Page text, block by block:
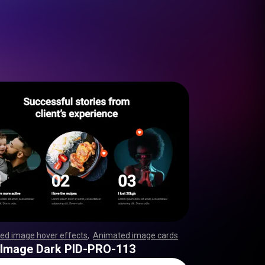
image hover effects ,Animated image cards
,,,,,,,,,,,,,,,,,,,,,,,,,, ,,,,,,,,,,,,,,,,,,,,,,,,,
,,,,,,,,,,,,,,,,,,,,,,,,,, ,,,,,,,,,,,,,,,,,,,,,,,,,
,,,,,,,,,,,,,,,,,,,,,,,,,, ,,,,,,,,,,,,,,,,,,,,,,,,,
Dark PID-PRO-113